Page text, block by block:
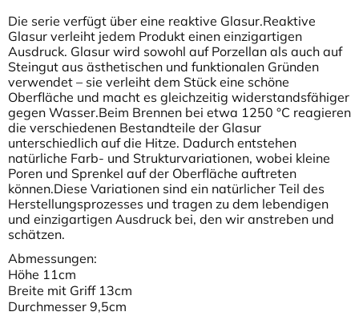
Die serie verfügt über eine reaktive Glasur.Reaktive
Glasur verleiht jedem Produkt einen einzigartigen
Ausdruck. Glasur wird sowohl auf Porzellan als auch auf
Steingut aus ästhetischen und funktionalen Gründen
verwendet – sie verleiht dem Stück eine schöne
Oberfläche und macht es gleichzeitig widerstandsfähiger
gegen Wasser.Beim Brennen bei etwa 1250 °C reagieren
die verschiedenen Bestandteile der Glasur
unterschiedlich auf die Hitze. Dadurch entstehen
natürliche Farb- und Strukturvariationen, wobei kleine
Poren und Sprenkel auf der Oberfläche auftreten
können.Diese Variationen sind ein natürlicher Teil des
Herstellungsprozesses und tragen zu dem lebendigen
und einzigartigen Ausdruck bei, den wir anstreben und
schätzen.
Abmessungen:
Höhe 11cm
Breite mit Griff 13cm
Durchmesser 9,5cm